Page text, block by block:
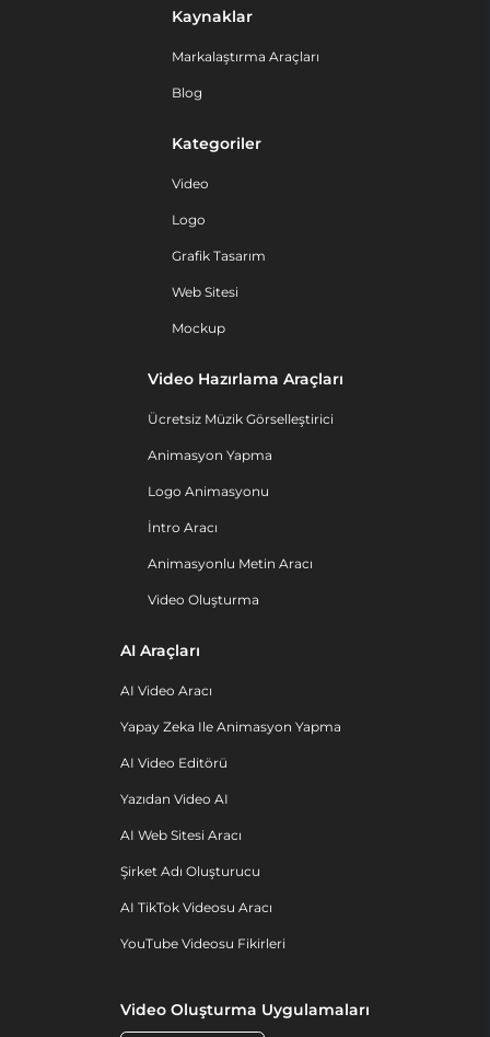
Kaynaklar
Markalaştırma Araçları
Blog
Kategoriler
Video
Logo
Grafik Tasarım
Web Sitesi
Mockup
Video Hazırlama Araçları
Ücretsiz Müzik Görselleştirici
Animasyon Yapma
Logo Animasyonu
İntro Aracı
Animasyonlu Metin Aracı
Video Oluşturma
AI Araçları
AI Video Aracı
Yapay Zeka Ile Animasyon Yapma
AI Video Editörü
Yazıdan Video AI
AI Web Sitesi Aracı
Şirket Adı Oluşturucu
AI TikTok Videosu Aracı
YouTube Videosu Fikirleri
Video Oluşturma Uygulamaları